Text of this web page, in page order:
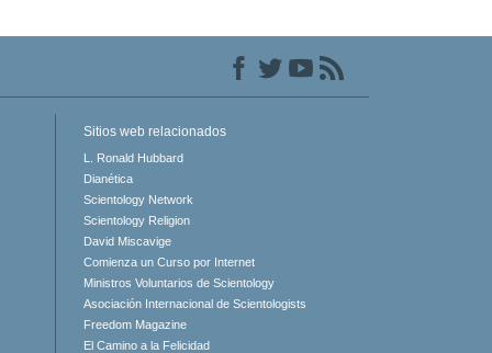
Sitios web relacionados
L. Ronald Hubbard
Dianética
Scientology Network
Scientology Religion
David Miscavige
Comienza un Curso por Internet
Ministros Voluntarios de Scientology
Asociación Internacional de Scientologists
Freedom Magazine
El Camino a la Felicidad